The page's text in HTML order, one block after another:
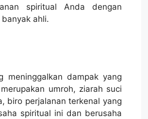
spiritual Anda dengan
ahli.
meninggalkan dampak yang
umroh, ziarah suci
biro perjalanan terkenal yang
spiritual ini dan berusaha